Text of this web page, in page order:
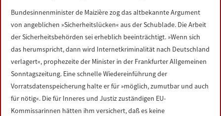
Bundesinnenminister de Maizière zog das altbekannte Argument
von angeblichen »Sicherheitslücken« aus der Schublade. Die Arbeit
der Sicherheitsbehörden sei erheblich beeinträchtigt. »Wenn sich
das herumspricht, dann wird Internetkriminalität nach Deutschland
verlagert«, prophezeite der Minister in der Frankfurter Allgemeinen
Sonntagszeitung. Eine schnelle Wiedereinführung der
Vorratsdatenspeicherung halte er für »möglich, zumutbar und auch
für nötig«. Die für Inneres und Justiz zuständigen EU-
Kommissarinnen hätten ihm versichert, daß es keine